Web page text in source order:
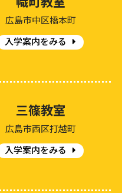
幟町教室
広島市中区橋本町
入学案内をみる
三篠教室
広島市西区打越町
入学案内をみる